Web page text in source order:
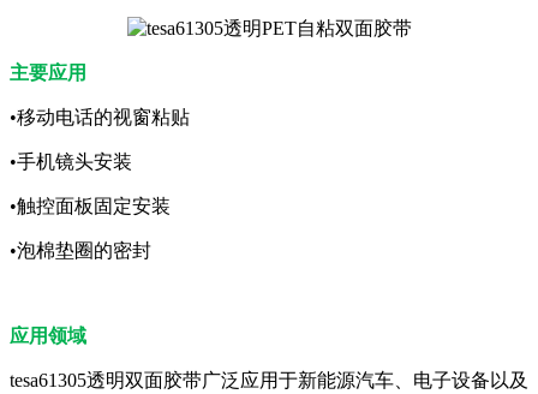
主要应用
•移动电话的视窗粘贴
•手机镜头安装
•触控面板固定安装
•泡棉垫圈的密封
应用领域
tesa61305透明双面胶带广泛应用于新能源汽车、电子设备以及